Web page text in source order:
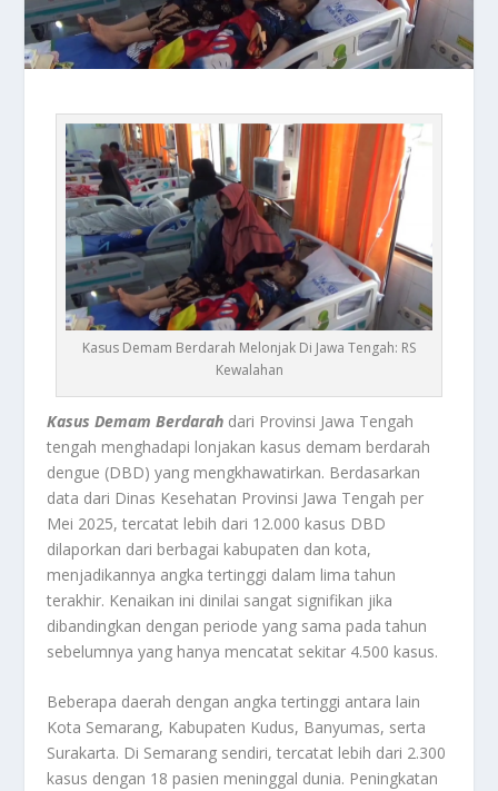
Kasus Demam Berdarah Melonjak Di Jawa Tengah: RS
Kewalahan
Kasus Demam Berdarah dari Provinsi Jawa Tengah
tengah menghadapi lonjakan kasus demam berdarah
dengue (DBD) yang mengkhawatirkan. Berdasarkan
data dari Dinas Kesehatan Provinsi Jawa Tengah per
Mei 2025, tercatat lebih dari 12.000 kasus DBD
dilaporkan dari berbagai kabupaten dan kota,
menjadikannya angka tertinggi dalam lima tahun
terakhir. Kenaikan ini dinilai sangat signifikan jika
dibandingkan dengan periode yang sama pada tahun
sebelumnya yang hanya mencatat sekitar 4.500 kasus.
Beberapa daerah dengan angka tertinggi antara lain
Kota Semarang, Kabupaten Kudus, Banyumas, serta
Surakarta. Di Semarang sendiri, tercatat lebih dari 2.300
kasus dengan 18 pasien meninggal dunia. Peningkatan